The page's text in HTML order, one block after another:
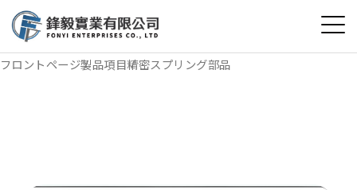
選
フロントページ製品項目精密スプリング部品